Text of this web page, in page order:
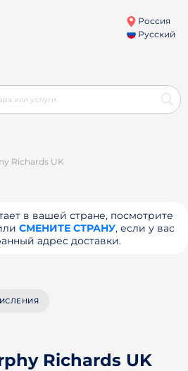
Россия
Русский
Richards UK
в вашей стране, посмотрите
СМЕНИТЕ СТРАНУ, если у вас
адрес доставки.
Richards UK